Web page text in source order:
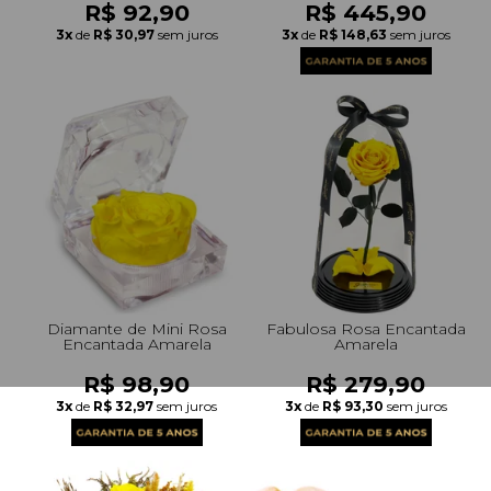
R$ 92,90
3x de R$ 30,97 sem juros
R$ 445,90
3x de R$ 148,63 sem juros
Diamante de Mini Rosa
Encantada Amarela
R$ 98,90
3x de R$ 32,97 sem juros
Fabulosa Rosa Encantada
Amarela
R$ 279,90
3x de R$ 93,30 sem juros